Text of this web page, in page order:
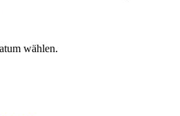
wählen.